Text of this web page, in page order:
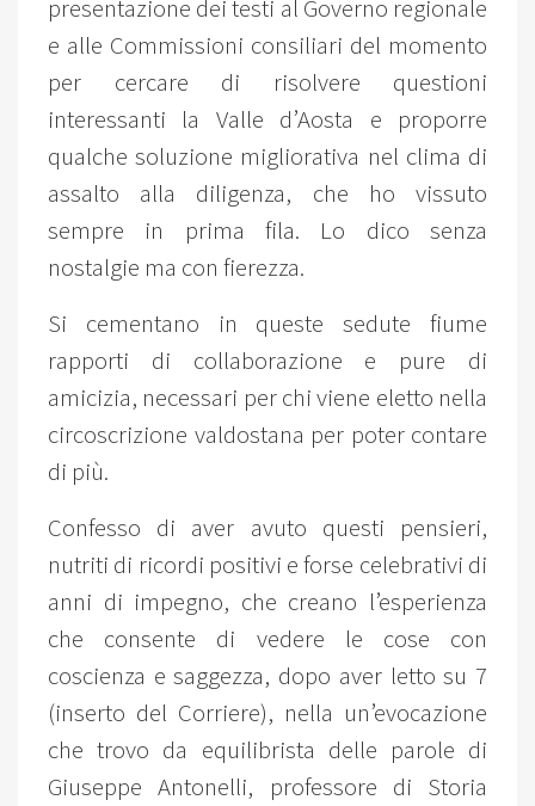
presentazione dei testi al Governo regionale
e alle Commissioni consiliari del momento
per cercare di risolvere questioni
interessanti la Valle d’Aosta e proporre
qualche soluzione migliorativa nel clima di
assalto alla diligenza, che ho vissuto
sempre in prima fila. Lo dico senza
nostalgie ma con fierezza.
Si cementano in queste sedute fiume
rapporti di collaborazione e pure di
amicizia, necessari per chi viene eletto nella
circoscrizione valdostana per poter contare
di più.
Confesso di aver avuto questi pensieri,
nutriti di ricordi positivi e forse celebrativi di
anni di impegno, che creano l’esperienza
che consente di vedere le cose con
coscienza e saggezza, dopo aver letto su 7
(inserto del Corriere), nella un’evocazione
che trovo da equilibrista delle parole di
Giuseppe Antonelli, professore di Storia